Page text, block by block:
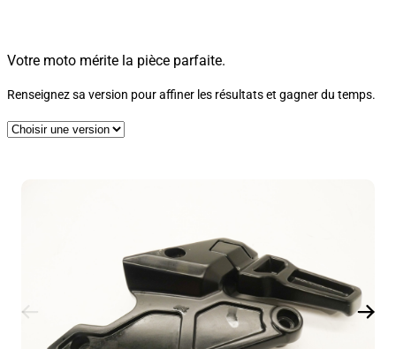
Votre moto mérite la pièce parfaite.
Renseignez sa version pour affiner les résultats et gagner du temps.